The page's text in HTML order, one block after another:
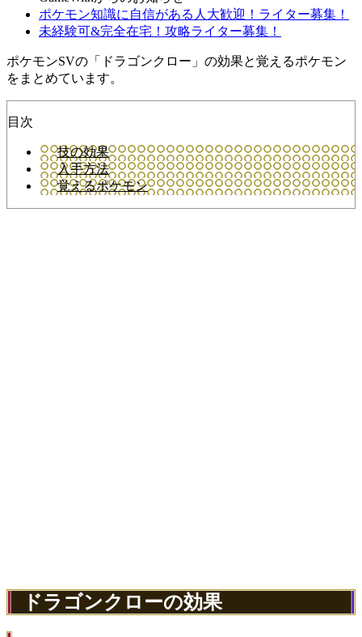
ポケモン知識に自信がある人大歓迎！ライター募集！
未経験可&完全在宅！攻略ライター募集！
ポケモンSVの「ドラゴンクロー」の効果と覚えるポケモン
をまとめています。
目次
技の効果
入手方法
覚えるポケモン
ドラゴンクローの効果